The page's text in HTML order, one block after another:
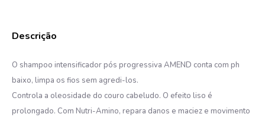
O shampoo intensificador pós progressiva AMEND conta com ph
baixo, limpa os fios sem agredi-los.
Controla a oleosidade do couro cabeludo. O efeito liso é
prolongado. Com Nutri-Amino, repara danos e maciez e movimento